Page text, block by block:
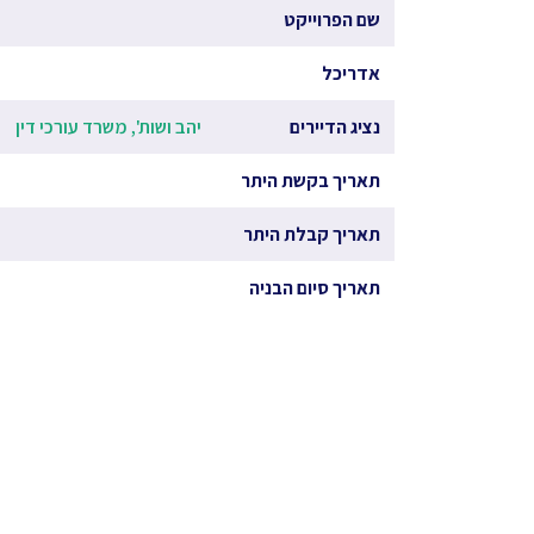
שם הפרוייקט
אדריכל
נציג הדיירים יהב ושות', משרד עורכי דין
תאריך בקשת היתר
תאריך קבלת היתר
תאריך סיום הבניה